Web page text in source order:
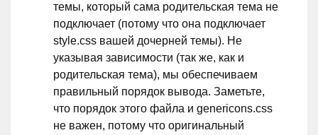
темы, который сама родительская тема не
подключает (потому что она подключает
style.css вашей дочерней темы). Не
указывая зависимости (так же, как и
родительская тема), мы обеспечиваем
правильный порядок вывода. Заметьте,
что порядок этого файла и genericons.css
не важен, потому что оригинальный